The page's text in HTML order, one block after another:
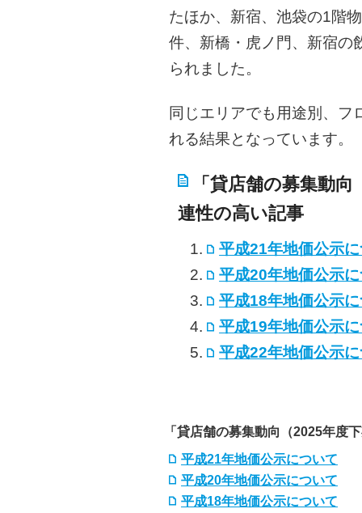
たほか、新宿、池袋の1階
件、新橋・虎ノ門、新宿の
られました。
同じエリアでも用途別、フ
れる結果となっています。
「貸店舗の募集動
連性の高い記事
平成21年地価公示
平成20年地価公示
平成18年地価公示
平成19年地価公示
平成22年地価公示
「貸店舗の募集動向（2025年度
平成21年地価公示について
平成20年地価公示について
平成18年地価公示について